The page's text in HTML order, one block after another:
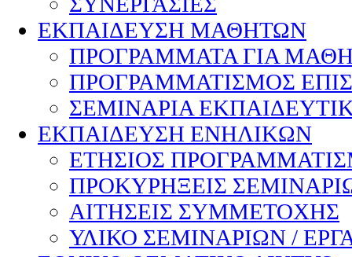
ΕΚΠΑΙΔΕΥΣΗ ΜΑΘΗΤΩΝ
ΠΡΟΓΡΑΜΜΑΤΑ ΓΙΑ
ΠΡΟΓΡΑΜΜΑΤΙΣΜΟΣ
ΣΕΜΙΝΑΡΙΑ
ΕΚΠΑΙΔΕΥΣΗ ΕΝΗΛΙΚΩΝ
ΕΤΗΣΙΟΣ
ΠΡΟΚΥΡΗΞΕΙΣ
ΑΙΤΗΣΕΙΣ ΣΥΜΜΕΤΟΧΗΣ
ΥΛΙΚΟ ΣΕΜΙΝΑΡΙΩΝ /